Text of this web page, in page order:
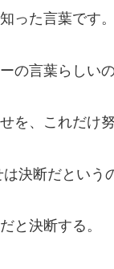
った言葉です。
の言葉らしい
を、これだけ
決断だという
と決断する。